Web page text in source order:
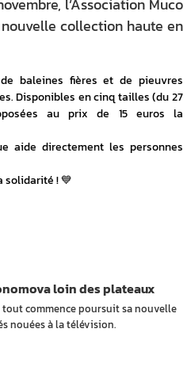
l’Association Muco
collection haute en
baleines fières et de pieuvres
Disponibles en cinq tailles (du 27
au prix de 15 euros la
aide directement les personnes
solidarité ! 💙
commence poursuit sa nouvelle
nouées à la télévision.
loin des plateaux